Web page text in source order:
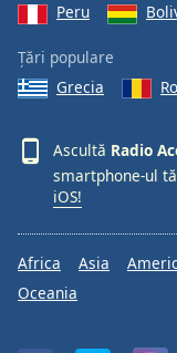
Peru
Țări populare
Grecia
Ascultă Radio
smartphone-ul
iOS!
Africa Asia
Oceania